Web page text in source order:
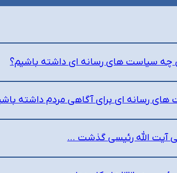
چه سیاست های رسانه ای داشته باشیم؟
های رسانه ای برای آگاهی مردم داشته
آیت الله رئیسی گذشت …